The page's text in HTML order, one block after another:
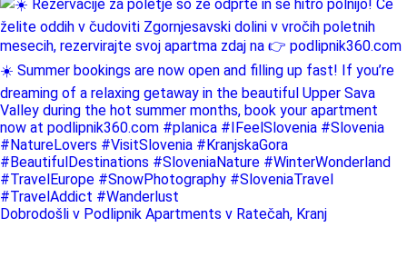
Dobrodošli v Podlipnik Apartments v Ratečah, Kranj